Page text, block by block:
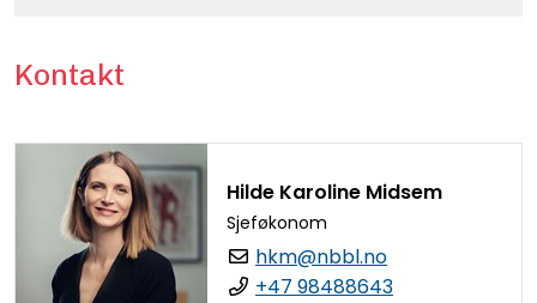
Kontakt
Hilde Karoline Midsem
Sjeføkonom
hkm@nbbl.no
+47 98488643